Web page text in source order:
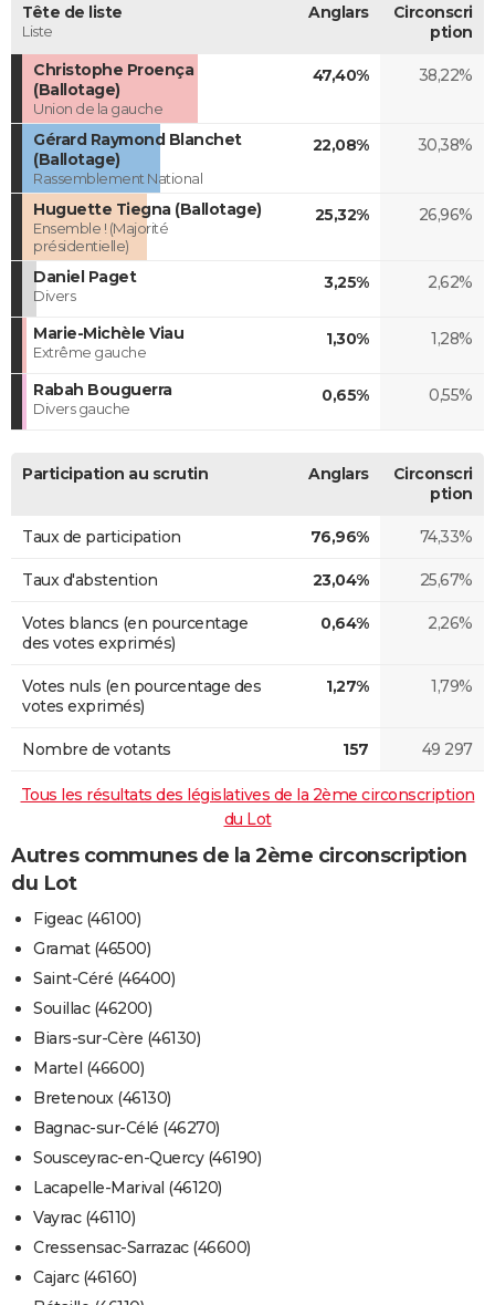
Tête de liste
Liste
Anglars
Circonscri
ption
Christophe Proença
(Ballotage)
Union de la gauche
47,40% 38,22%
Gérard Raymond Blanchet
(Ballotage)
Rassemblement National
22,08% 30,38%
Huguette Tiegna (Ballotage)
Ensemble ! (Majorité
présidentielle)
25,32% 26,96%
Daniel Paget
Divers
3,25% 2,62%
Marie-Michèle Viau
Extrême gauche
1,30% 1,28%
Rabah Bouguerra
Divers gauche
0,65% 0,55%
Participation au scrutin Anglars
Circonscri
ption
Taux de participation 76,96% 74,33%
Taux d'abstention 23,04% 25,67%
Votes blancs (en pourcentage
des votes exprimés)
0,64% 2,26%
Votes nuls (en pourcentage des
votes exprimés)
1,27% 1,79%
Nombre de votants 157 49 297
Tous les résultats des législatives de la 2ème circonscription
du Lot
Autres communes de la 2ème circonscription
du Lot
Figeac (46100)
Gramat (46500)
Saint-Céré (46400)
Souillac (46200)
Biars-sur-Cère (46130)
Martel (46600)
Bretenoux (46130)
Bagnac-sur-Célé (46270)
Sousceyrac-en-Quercy (46190)
Lacapelle-Marival (46120)
Vayrac (46110)
Cressensac-Sarrazac (46600)
Cajarc (46160)